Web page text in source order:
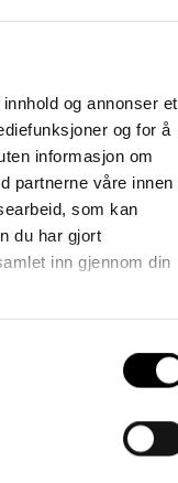
og annonser et
og for å
informasjon om
partnerne våre innen
som kan
du har gjort
inn gjennom din